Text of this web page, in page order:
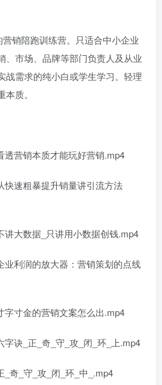
销陪跑训练营。只适合中小企业
、市场、品牌等部门负责人及从业
战需求的纯小白或学生学习。轻理
质。
透营销本质才能玩好营销.mp4
快速粗暴提升销量讲引流方法
讲大数据_只讲用小数据创钱.mp4
业利润的放大器：营销策划的点线
字寸金的营销文案怎么出.mp4
字诀_正_奇_守_攻_闭_环_上.mp4
_奇_守_攻_闭_环_中_.mp4